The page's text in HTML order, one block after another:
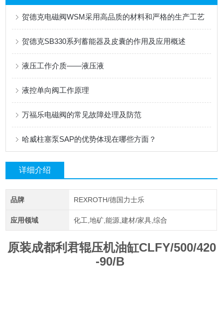
贺德克电磁阀WSM采用高品质的材料和严格的生产工艺
贺德克SB330系列蓄能器及皮囊的作用及应用概述
液压工作介质——液压液
液控单向阀工作原理
万福乐电磁阀的常见故障处理及防范
哈威柱塞泵SAP的优势体现在哪些方面？
详细介绍
品牌 REXROTH/德国力士乐
应用领域 化工,地矿,能源,建材/家具,综合
原装成都利君辊压机油缸CLFY/500/420
-90/B